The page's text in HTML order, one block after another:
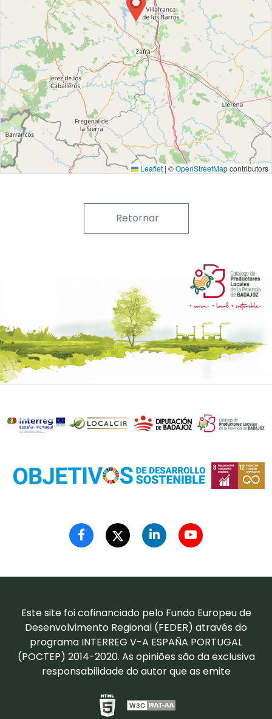
Leaflet | ©OpenStreetMapcontributors
Retornar
Este site foi cofinanciado pelo Fundo Europeu de
Desenvolvimento Regional (FEDER) através do
programa INTERREG V-A ESPAÑA PORTUGAL
(POCTEP) 2014-2020. As opiniões são da exclusiva
responsabilidade do autor que as emite